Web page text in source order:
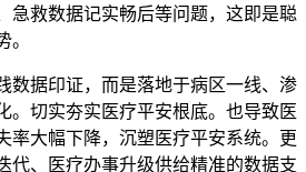
急救数据记实畅后等问题，这即是聪
。
据印证，而是落地于病区一线、渗
。切实夯实医疗平安根底。也导致医
率大幅下降，沉塑医疗平安系统。更
代、医疗办事升级供给精准的数据支